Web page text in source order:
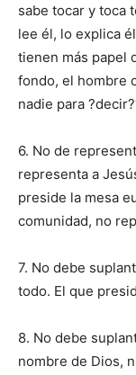
sabe tocar y toca
lee él, lo explica
tienen más papel
fondo, el hombre
nadie para
6. No de
representa a
preside la mesa
comunidad, no
7. No debe
todo. El que
8. No debe
nombre de Dios,